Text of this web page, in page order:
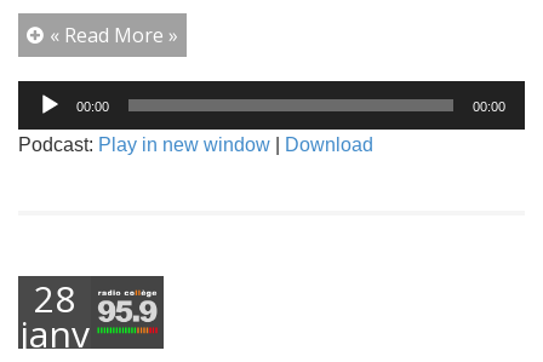
« Read More »
Lecteur
audio
00:00 00:00
Podcast: Play in new window Download
28
janvier